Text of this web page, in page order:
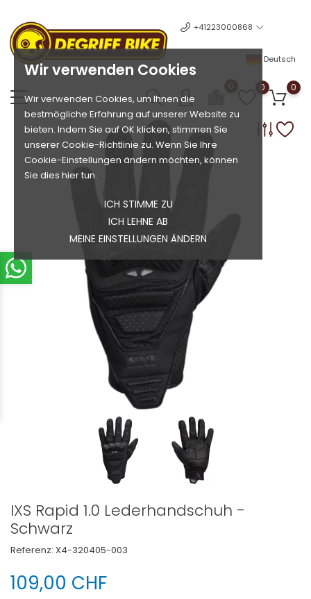
Wir verwenden Cookies
Wir verwenden Cookies, um Ihnen die
bestmögliche Erfahrung auf unserer Website zu
bieten. Indem Sie auf OK klicken, stimmen Sie
unserer Cookie-Richtlinie zu. Wenn Sie Ihre
Cookie-Einstellungen ändern möchten, können
Sie dies hier tun.
ICH STIMME ZU
ICH LEHNE AB
MEINE EINSTELLUNGEN ÄNDERN
+41223000868
Deutsch
0 0
IXS Rapid 1.0 Lederhandschuh -
Schwarz
Referenz: X4-320405-003
109,00 CHF